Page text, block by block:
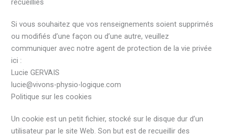
recueillies
Si vous souhaitez que vos renseignements soient supprimés
ou modifiés d’une façon ou d’une autre, veuillez
communiquer avec notre agent de protection de la vie privée
ici :
Lucie GERVAIS
lucie@vivons-physio-logique.com
Politique sur les cookies
Un cookie est un petit fichier, stocké sur le disque dur d’un
utilisateur par le site Web. Son but est de recueillir des